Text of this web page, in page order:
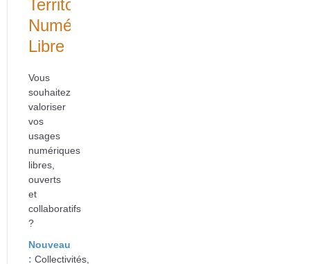
Territoire
Numérique
Libre
Vous
souhaitez
valoriser
vos
usages
numériques
libres,
ouverts
et
collaboratifs
?
Nouveau
: Collectivités,